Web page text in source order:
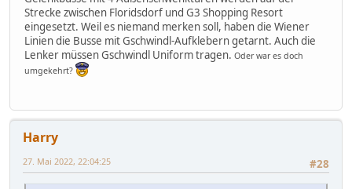
Strecke zwischen Floridsdorf und G3 Shopping Resort
eingesetzt. Weil es niemand merken soll, haben die Wiener
Linien die Busse mit Gschwindl-Aufklebern getarnt. Auch die
Lenker müssen Gschwindl Uniform tragen. Oder war es doch
umgekehrt?
Harry
#28
27. Mai 2022, 22:04:25